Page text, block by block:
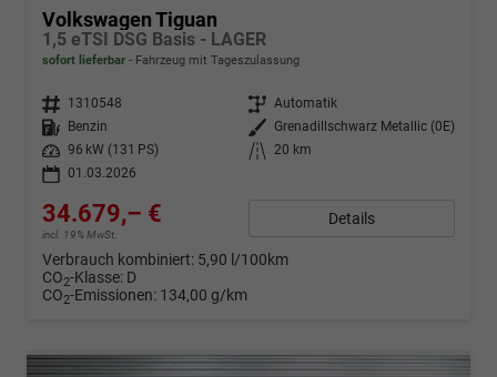
Volkswagen Tiguan
1,5 eTSI DSG Basis - LAGER
sofort lieferbar Fahrzeug mit Tageszulassung
Fahrzeugnr. 1310548 Getriebe Automatik
Kraftstoff
Benzin Außenfarbe
Grenadillschwarz Metallic (0E)
Leistung
96 kW (131 PS) Kilometerstand
20 km
01.03.2026
34.679,– €
incl. 19% MwSt.
Details
Verbrauch kombiniert: 5,90 l/100km
CO2-Klasse: D
CO2-Emissionen: 134,00 g/km